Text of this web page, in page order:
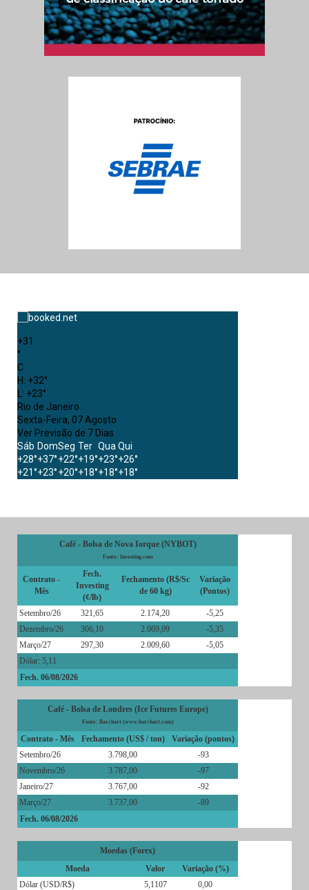
+31
°
C
H: +32°
L: +23°
Rio de Janeiro
Sexta-Feira, 07 Agosto
Ver Previsão de 7 Dias
Sáb DomSeg Ter Qua Qui
+28°+37°+22°+19°+23°+26°
+21°+23°+20°+18°+18°+18°
Café - Bolsa de Nova Iorque (NYBOT)
Fonte: Investing.com
Contrato -
Mês
Fech.
Investing
(¢/lb)
Fechamento (R$/Sc
de 60 kg)
Variação
(Pontos)
Setembro/26 321,65 2.174,20
-5,25
Dezembro/26
306,10 2.069,09
-5,35
Março/27
297,30 2.009,60
-5,05
Dólar: 5,11
Fech. 06/08/2026
Café - Bolsa de Londres (Ice Futures Europe)
Fonte: Barchart (www.barchart.com)
Contrato - Mês Fechamento (US$ / ton)
Variação (pontos)
Setembro/26
3.798,00
-93
Novembro/26
3.787,00
-97
Janeiro/27
3.767,00
-92
Março/27
3.737,00
-89
Fech. 06/08/2026
Moedas (Forex)
Moeda
Valor
Variação (%)
Dólar (USD/R$)
5,1107
0,00